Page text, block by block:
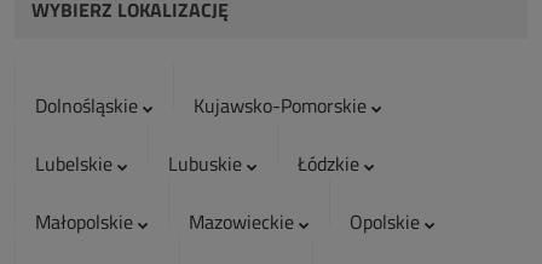
WYBIERZ LOKALIZACJĘ
Dolnośląskie
Kujawsko-Pomorskie
Lubelskie
Lubuskie
Łódzkie
Małopolskie
Mazowieckie
Opolskie